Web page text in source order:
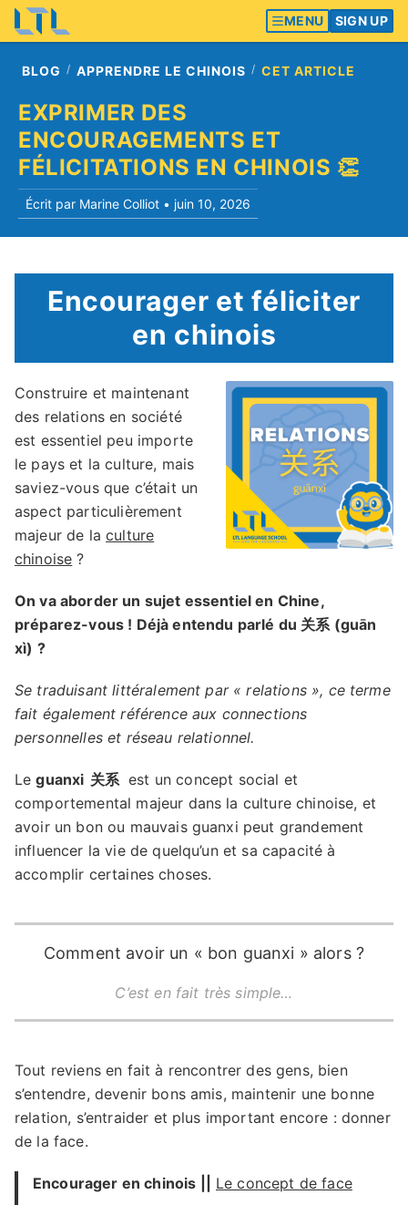
MENU SIGN UP
BLOG APPRENDRE LE CHINOIS CET ARTICLE
EXPRIMER DES
ENCOURAGEMENTS ET
FÉLICITATIONS EN CHINOIS 👏
Écrit par Marine Colliot • juin 10, 2026
Encourager et féliciter
en chinois
Construire et maintenant
des relations en société
est essentiel peu importe
le pays et la culture, mais
saviez-vous que c’était un
aspect particulièrement
majeur de laculture
chinoise ?
On va aborder un sujet essentiel en Chine,
préparez-vous ! Déjà entendu parlé du 关系 (guān
xì) ?
Se traduisant littéralement par « relations », ce terme
fait également référence aux connections
personnelles et réseau relationnel.
Leguanxi 关系 est un concept social et
comportemental majeur dans la culture chinoise, et
avoir un bon ou mauvais guanxi peut grandement
influencer la vie de quelqu’un et sa capacité à
accomplir certaines choses.
Comment avoir un « bon guanxi » alors ?
C’est en fait très simple…
Tout reviens en fait à rencontrer des gens, bien
s’entendre, devenir bons amis, maintenir une bonne
relation, s’entraider et plus important encore : donner
de la face.
Encourager en chinois || Le concept de face